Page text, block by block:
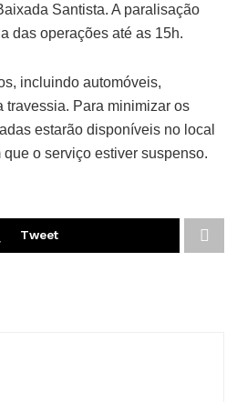
Santista. A paralisação
das operações até as 15h.
incluindo automóveis,
travessia. Para minimizar os
estarão disponíveis no local
o serviço estiver suspenso.
Tweet